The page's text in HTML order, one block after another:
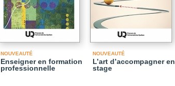
NOUVEAUTÉ
Enseigner en formation
professionnelle
NOUVEAUTÉ
L’art d’accompagner en
stage